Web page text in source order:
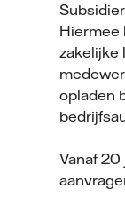
Hiermee
zakelijke
opladen
Vanaf 20